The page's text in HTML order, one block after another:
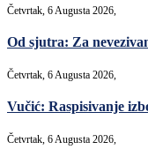
Četvrtak, 6 Augusta 2026,
Od sjutra: Za
Četvrtak, 6 Augusta 2026,
Vučić: Raspisivanje
Četvrtak, 6 Augusta 2026,